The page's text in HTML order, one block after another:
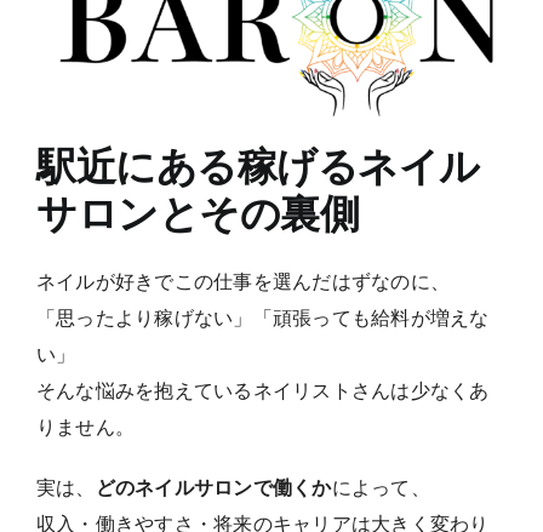
駅近にある稼げるネイル
サロンとその裏側
ネイルが好きでこの仕事を選んだはずなのに、
「思ったより稼げない」「頑張っても給料が増えな
い」
そんな悩みを抱えているネイリストさんは少なくあ
りません。
実は、 どのネイルサロンで働くかによって、
収入・働きやすさ・将来のキャリアは大きく変わり